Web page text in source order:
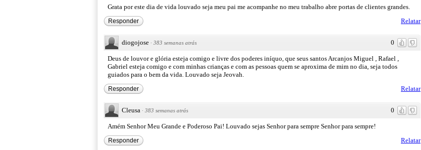
Grata por este dia de vida louvado seja meu pai me acompanhe no meu trabalho abre portas de clientes grandes.
Relatar
Responder
0
diogojose · 383 semanas atrás
Deus de louvor e glória esteja comigo e livre dos poderes iníquo, que seus santos Arcanjos Miguel , Rafael ,
Gabriel esteja comigo e com minhas crianças e com as pessoas quem se aproxima de mim no dia, seja todos
guiados para o bem da vida. Louvado seja Jeovah.
Relatar
Responder
0
Cleusa · 383 semanas atrás
Amém Senhor Meu Grande e Poderoso Pai! Louvado sejas Senhor para sempre Senhor para sempre!
Relatar
Responder